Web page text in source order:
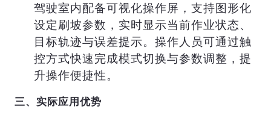
驾驶室内配备可视化操作屏，支持图形化
设定刷坡参数，实时显示当前作业状态、
目标轨迹与误差提示。操作人员可通过触
控方式快速完成模式切换与参数调整，提
升操作便捷性。
三、实际应用优势